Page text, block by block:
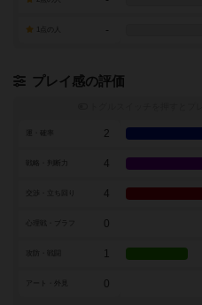
-
プレイ感の評価
2
戦略・判断力 4
4
0
1
アート・外見 0